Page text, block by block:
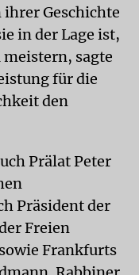
ihrer Geschichte
in der Lage ist,
sagte
für die
den
Prälat Peter
Präsident der
Freien
Frankfurts